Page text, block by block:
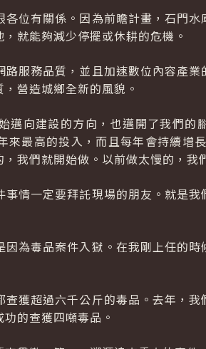
位有關係。因為前瞻計畫，石門
就能夠減少停擺或休耕的危機。
服務品質，並且加速數位內容產
營造城鄉全新的風貌。
邁向建設的方向，也邁開了我們的
來最高的投入，而且每年會持續增
我們就開始做。以前做太慢的，我
情一定要拜託現場的朋友。就是
為毒品案件入獄。在我剛上任的
獲超過六千公斤的毒品。去年，
的查獲四噸毒品。